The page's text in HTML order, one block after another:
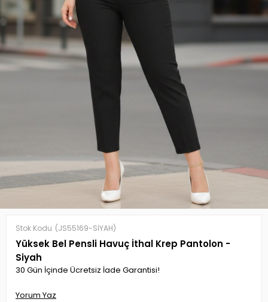
Stok Kodu (JS55169-SİYAH)
Yüksek Bel Pensli Havuç İthal Krep Pantolon -
Siyah
30 Gün İçinde Ücretsiz İade Garantisi!
Yorum Yaz